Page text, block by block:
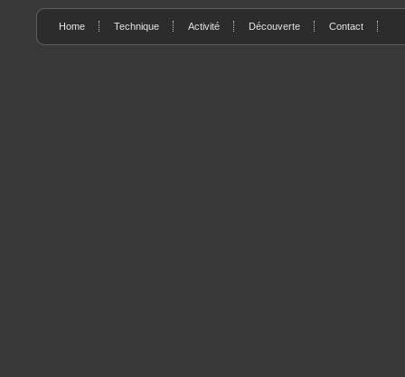
Home Technique Activité Découverte Contact